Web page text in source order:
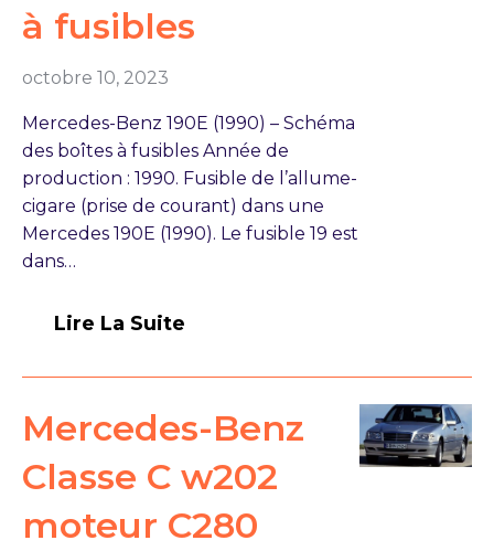
à fusibles
octobre 10, 2023
Mercedes-Benz 190E (1990) – Schéma
des boîtes à fusibles Année de
production : 1990. Fusible de l’allume-
cigare (prise de courant) dans une
Mercedes 190E (1990). Le fusible 19 est
dans…
Lire La Suite
Mercedes-Benz
Classe C w202
moteur C280